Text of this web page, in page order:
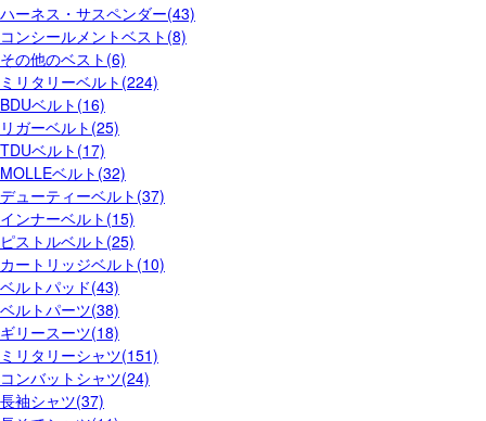
ハーネス・サスペンダー(43)
コンシールメントベスト(8)
その他のベスト(6)
ミリタリーベルト(224)
BDUベルト(16)
リガーベルト(25)
TDUベルト(17)
MOLLEベルト(32)
デューティーベルト(37)
インナーベルト(15)
ピストルベルト(25)
カートリッジベルト(10)
ベルトパッド(43)
ベルトパーツ(38)
ギリースーツ(18)
ミリタリーシャツ(151)
コンバットシャツ(24)
長袖シャツ(37)